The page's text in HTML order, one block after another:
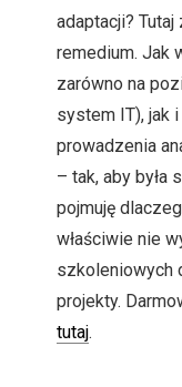
adaptacji?
remedium. Jak
zarówno na
system IT), jak
prowadzenia
– tak, aby była
pojmuję
właściwie nie
szkoleniowych
projekty.
tutaj.